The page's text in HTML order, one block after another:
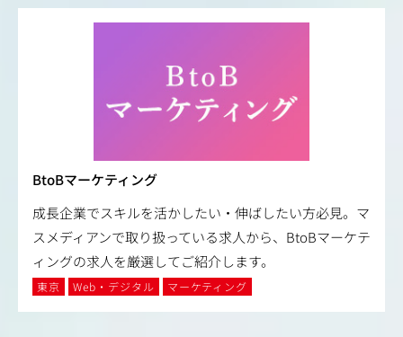
BtoBマーケティング
成長企業でスキルを活かしたい・伸ばしたい方必見。マ
スメディアンで取り扱っている求人から、BtoBマーケテ
ィングの求人を厳選してご紹介します。
東京 Web・デジタル マーケティング